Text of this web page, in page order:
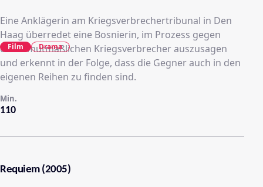
Eine Anklägerin am Kriegsverbrechertribunal in Den
Haag überredet eine Bosnierin, im Prozess gegen
einen mutmaßlichen Kriegsverbrecher auszusagen
und erkennt in der Folge, dass die Gegner auch in den
eigenen Reihen zu finden sind.
110
Min.
Film Drama
Requiem (2005)